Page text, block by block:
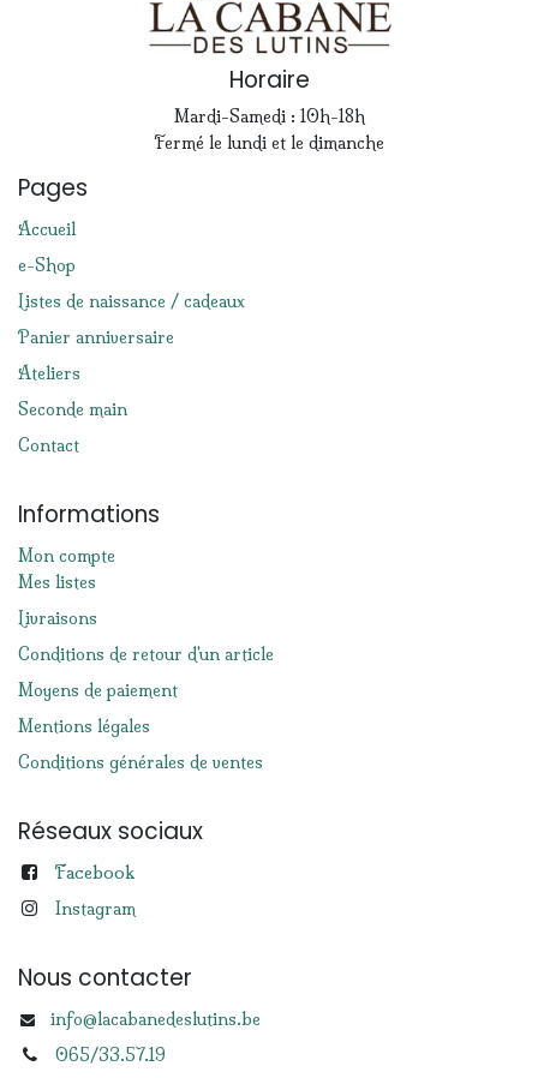
Horaire
Mardi-Samedi : 10h-18h
Fermé le lundi et le dimanche
Pages
Accueil
e-Shop
Listes de naissance / cadeaux
Panier anniversaire
Ateliers
Seconde main
Contact
Informations
Mon compte
Mes listes
Livraisons
Conditions de retour d'un article
Moyens de paiement
Mentions légales
Conditions générales de ventes
Réseaux sociaux
Facebook
Instagram
Nous contacter
info@lacabanedeslutins.be
065/33.57.19